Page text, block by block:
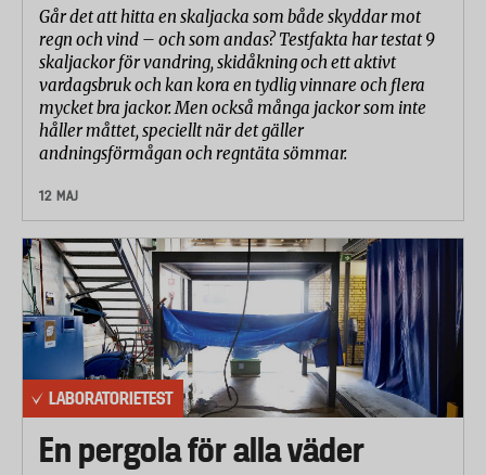
Går det att hitta en skaljacka som både skyddar mot
regn och vind – och som andas? Testfakta har testat 9
skaljackor för vandring, skidåkning och ett aktivt
vardagsbruk och kan kora en tydlig vinnare och flera
mycket bra jackor. Men också många jackor som inte
håller måttet, speciellt när det gäller
andningsförmågan och regntäta sömmar.
12 MAJ
LABORATORIETEST
En pergola för alla väder